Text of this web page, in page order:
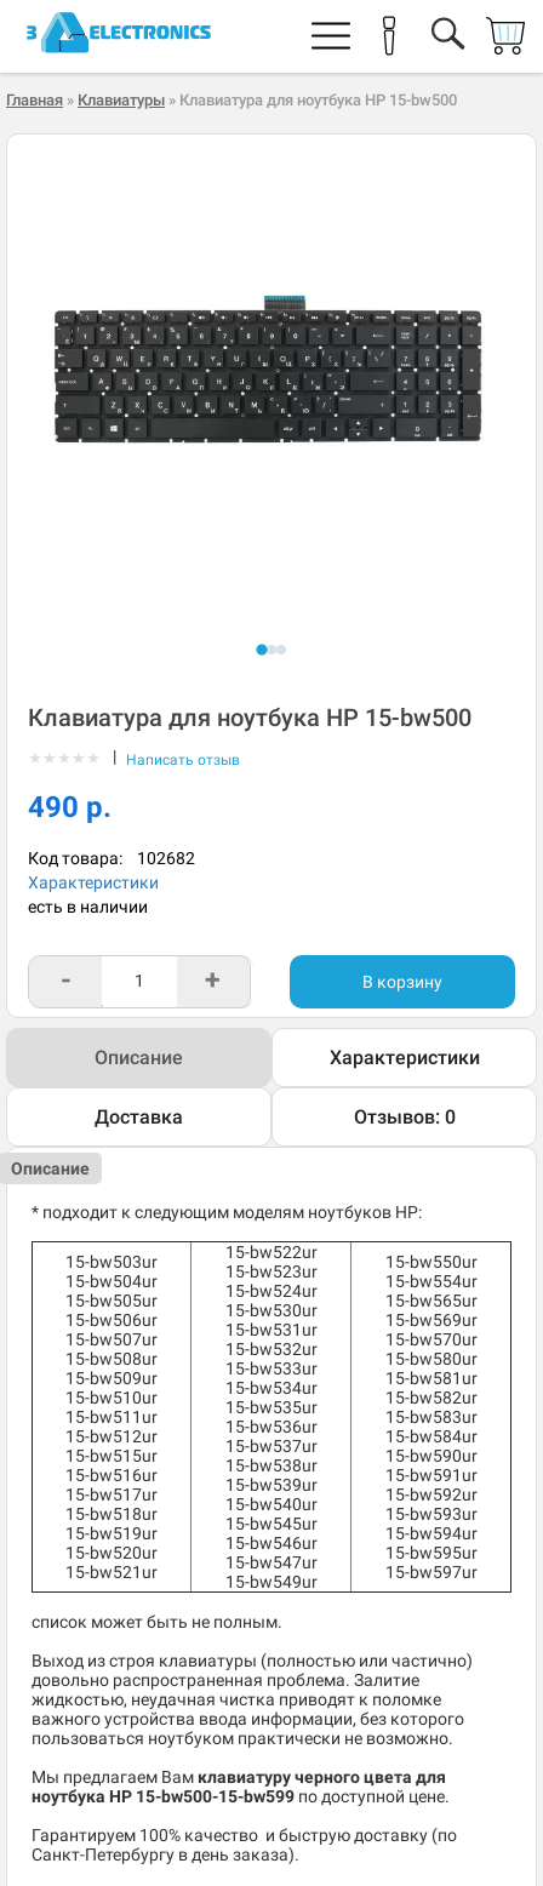
Главная » Клавиатуры » Клавиатура для ноутбука HP 15-bw500
Клавиатура для ноутбука HP 15-bw500
★ ★ ★ ★ ★ | Написать отзыв
490 р.
Код товара: 102682
Характеристики
есть в наличии
- + В корзину
Описание Характеристики
Доставка Отзывов: 0
Описание
* подходит к следующим моделям ноутбуков HP:
15-bw503ur
15-bw504ur
15-bw505ur
15-bw506ur
15-bw507ur
15-bw508ur
15-bw509ur
15-bw510ur
15-bw511ur
15-bw512ur
15-bw515ur
15-bw516ur
15-bw517ur
15-bw518ur
15-bw519ur
15-bw520ur
15-bw521ur
15-bw522ur
15-bw523ur
15-bw524ur
15-bw530ur
15-bw531ur
15-bw532ur
15-bw533ur
15-bw534ur
15-bw535ur
15-bw536ur
15-bw537ur
15-bw538ur
15-bw539ur
15-bw540ur
15-bw545ur
15-bw546ur
15-bw547ur
15-bw549ur
15-bw550ur
15-bw554ur
15-bw565ur
15-bw569ur
15-bw570ur
15-bw580ur
15-bw581ur
15-bw582ur
15-bw583ur
15-bw584ur
15-bw590ur
15-bw591ur
15-bw592ur
15-bw593ur
15-bw594ur
15-bw595ur
15-bw597ur
список может быть не полным.
Выход из строя клавиатуры (полностью или частично)
довольно распространенная проблема. Залитие
жидкостью, неудачная чистка приводят к поломке
важного устройства ввода информации, без которого
пользоваться ноутбуком практически не возможно.
Мы предлагаем Вам клавиатуру черного цвета для
ноутбука HP 15-bw500-15-bw599 по доступной цене.
​Гарантируем 100% качество и быструю доставку (по
Санкт-Петербургу в день заказа).